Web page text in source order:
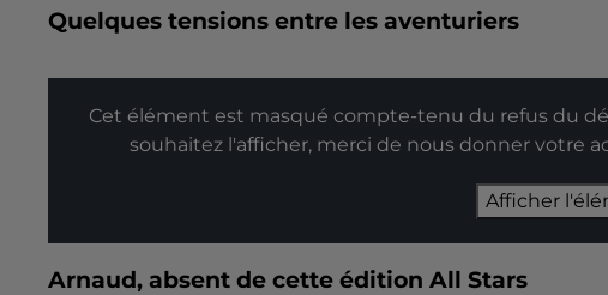
Quelques tensions entre les aventuriers
Cet élément est masqué compte-tenu du refus du
souhaitez l'afficher, merci de nous donner votre
Afficher
Arnaud, absent de cette édition All Stars